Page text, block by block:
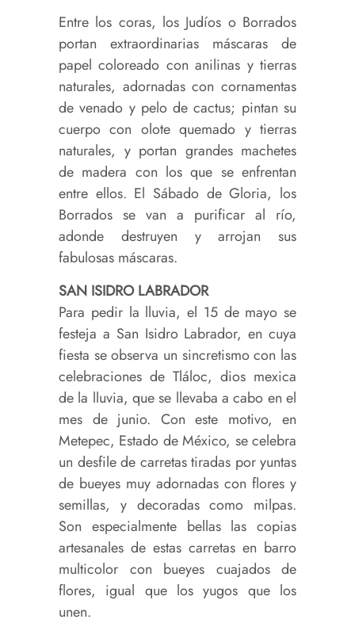
Entre los coras, los Judíos o Borrados
portan extraordinarias máscaras de
papel coloreado con anilinas y tierras
naturales, adornadas con cornamentas
de venado y pelo de cactus; pintan su
cuerpo con olote quemado y tierras
naturales, y portan grandes machetes
de madera con los que se enfrentan
entre ellos. El Sábado de Gloria, los
Borrados se van a purificar al río,
adonde destruyen y arrojan sus
fabulosas máscaras.
SAN ISIDRO LABRADOR
Para pedir la lluvia, el 15 de mayo se
festeja a San Isidro Labrador, en cuya
fiesta se observa un sincretismo con las
celebraciones de Tláloc, dios mexica
de la lluvia, que se llevaba a cabo en el
mes de junio. Con este motivo, en
Metepec, Estado de México, se celebra
un desfile de carretas tiradas por yuntas
de bueyes muy adornadas con flores y
semillas, y decoradas como milpas.
Son especialmente bellas las copias
artesanales de estas carretas en barro
multicolor con bueyes cuajados de
flores, igual que los yugos que los
unen.